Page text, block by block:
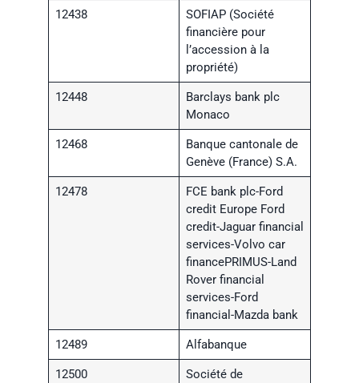
12438
SOFIAP (Société
financière pour
l’accession à la
propriété)
12448
Barclays bank plc
Monaco
12468
Banque cantonale de
Genève (France) S.A.
12478
FCE bank plc-Ford
credit Europe Ford
credit-Jaguar financial
services-Volvo car
financePRIMUS-Land
Rover financial
services-Ford
financial-Mazda bank
12489 Alfabanque
12500
Société de